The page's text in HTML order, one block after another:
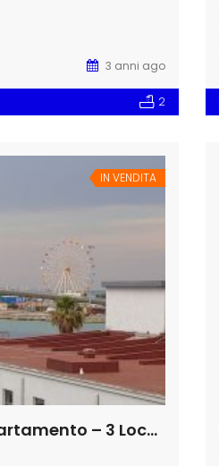
3 anni ago
2
IN VENDITA
Pescara Mare/Centro Vendita Appartamento – 3 Locali nuovo